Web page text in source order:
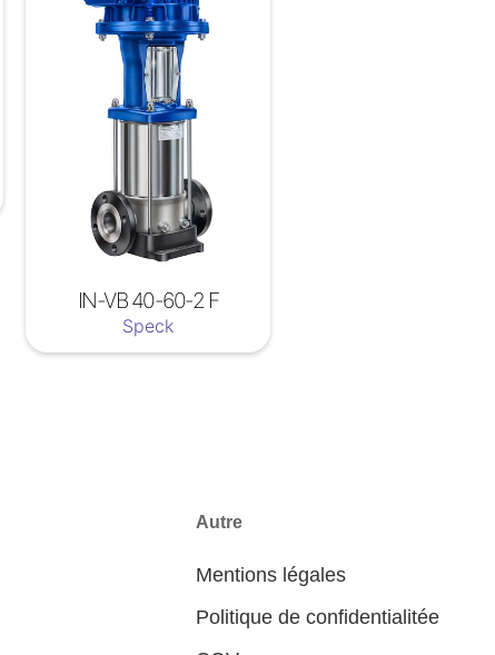
IN-VB 40-60-2 F
Speck
Autre
Mentions légales
Politique de confidentialitée